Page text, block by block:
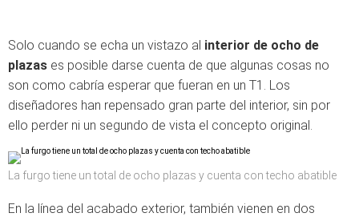
Solo cuando se echa un vistazo al interior de ocho de
plazas es posible darse cuenta de que algunas cosas no
son como cabría esperar que fueran en un T1. Los
diseñadores han repensado gran parte del interior, sin por
ello perder ni un segundo de vista el concepto original.
La furgo tiene un total de ocho plazas y cuenta con techo abatible
En la línea del acabado exterior, también vienen en dos